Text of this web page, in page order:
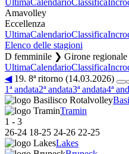
Amavolley
Eccellenza
UltimaCalendarioClassifica
Elenco delle stagioni
D femminile ❯ Girone regionale
UltimaCalendarioClassifica
◀19. 8ª ritorno (14.03.2026)
1ª andata2ª andata3ª andata4ª
Tramin
1 - 3
26-24 18-25 24-26 22-25
Lakes